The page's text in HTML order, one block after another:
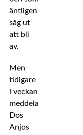
äntligen
såg ut
att bli
av.
Men
tidigare
i veckan
meddelade
Dos
Anjos